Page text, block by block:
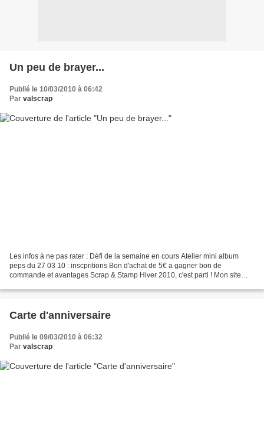
Un peu de brayer...
Publié le 10/03/2010 à 06:42
Par valscrap
Les infos à ne pas rater : Défi de la semaine en cours Atelier mini album
peps du 27 03 10 : inscpritions Bon d'achat de 5€ a gagner bon de
commande et avantages Scrap & Stamp Hiver 2010, c'est parti ! Mon site
Carte d'anniversaire
Publié le 09/03/2010 à 06:32
Par valscrap